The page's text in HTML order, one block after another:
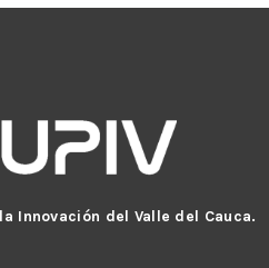
Innovación del Valle del Cauca.